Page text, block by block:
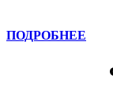
ПОДРОБНЕЕ